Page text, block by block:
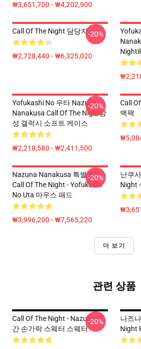
₩3,651,700 - ₩4,202,900
Call Of The Night 담당자 :
₩2,728,440 - ₩6,325,020
-20%
Yofukashi No 우타 Nazuna
Nanakusa Call Of The Night삼
성 갤럭시 소프트 케이스
₩2,218,580 - ₩2,411,500
-20%
Call
백팩
Nazuna Nanakusa 특별 할인 -
Call Of The Night - Yofukashi
No Uta 마우스 패드
₩3,996,200 - ₩7,565,220
-20%
난쿠
Night
더 보기
관련 상품
Call Of The Night - Nazuna 중
간 손가락 스웨터 스웨터
-20%
나즈
Night